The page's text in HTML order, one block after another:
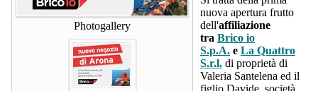
Photogallery
nuova apertura frutto
dell'affiliazione
tra Brico io
S.p.A. e La Quattro
S.r.l. di proprietà di
Valeria Santelena ed il
figlio Davide, società